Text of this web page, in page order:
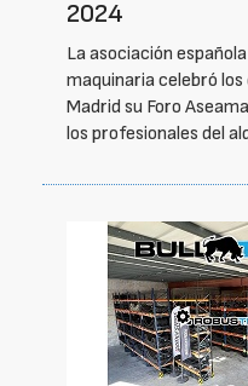
2024
La asociación
maquinaria celebró
Madrid su Foro
los profesionales del